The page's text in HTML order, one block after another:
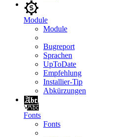
Module
Module
Bugreport
Sprachen
UpToDate
Empfehlung
Installier-Tip
Abkürzungen
Fonts
Fonts